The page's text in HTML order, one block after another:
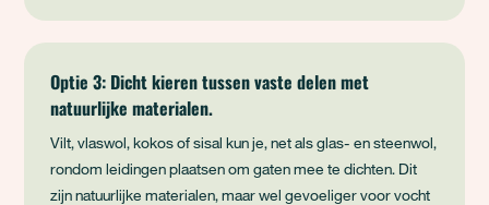
Optie 3: Dicht kieren tussen vaste delen met
natuurlijke materialen.
Vilt, vlaswol, kokos of sisal kun je, net als glas- en steenwol,
rondom leidingen plaatsen om gaten mee te dichten. Dit
zijn natuurlijke materialen, maar wel gevoeliger voor vocht